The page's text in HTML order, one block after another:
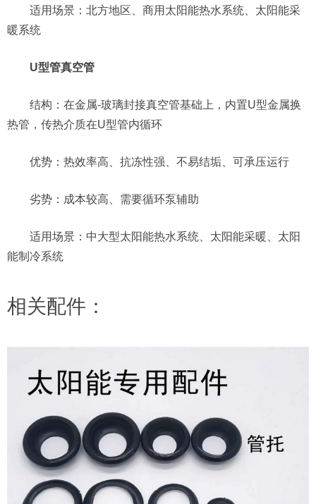
适用场景：北方地区、商用太阳能热水系统、太阳能采
暖系统
U型管真空管
结构：在金属-玻璃封接真空管基础上，内置U型金属换
热管，传热介质在U型管内循环
优势：热效率高、抗冻性强、不易结垢、可承压运行
劣势：成本较高、需要循环泵辅助
适用场景：中大型太阳能热水系统、太阳能采暖、太阳
能制冷系统
相关配件：